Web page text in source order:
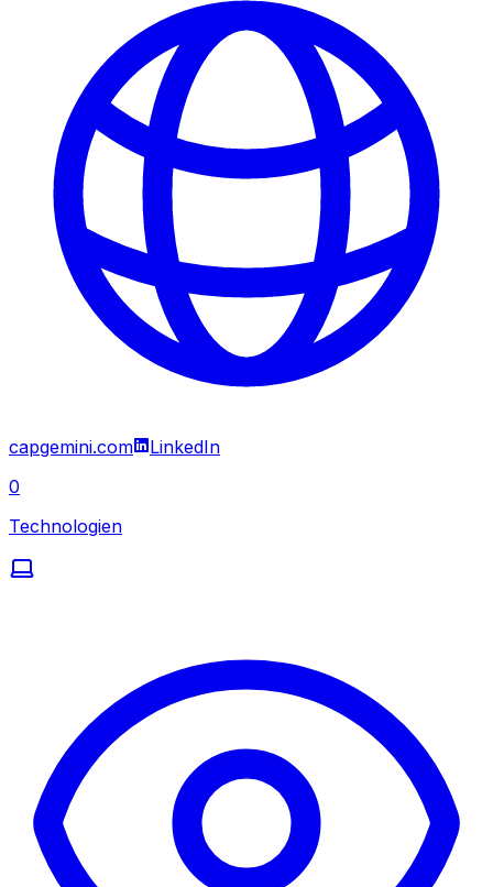
capgemini.com
LinkedIn
0
Technologien